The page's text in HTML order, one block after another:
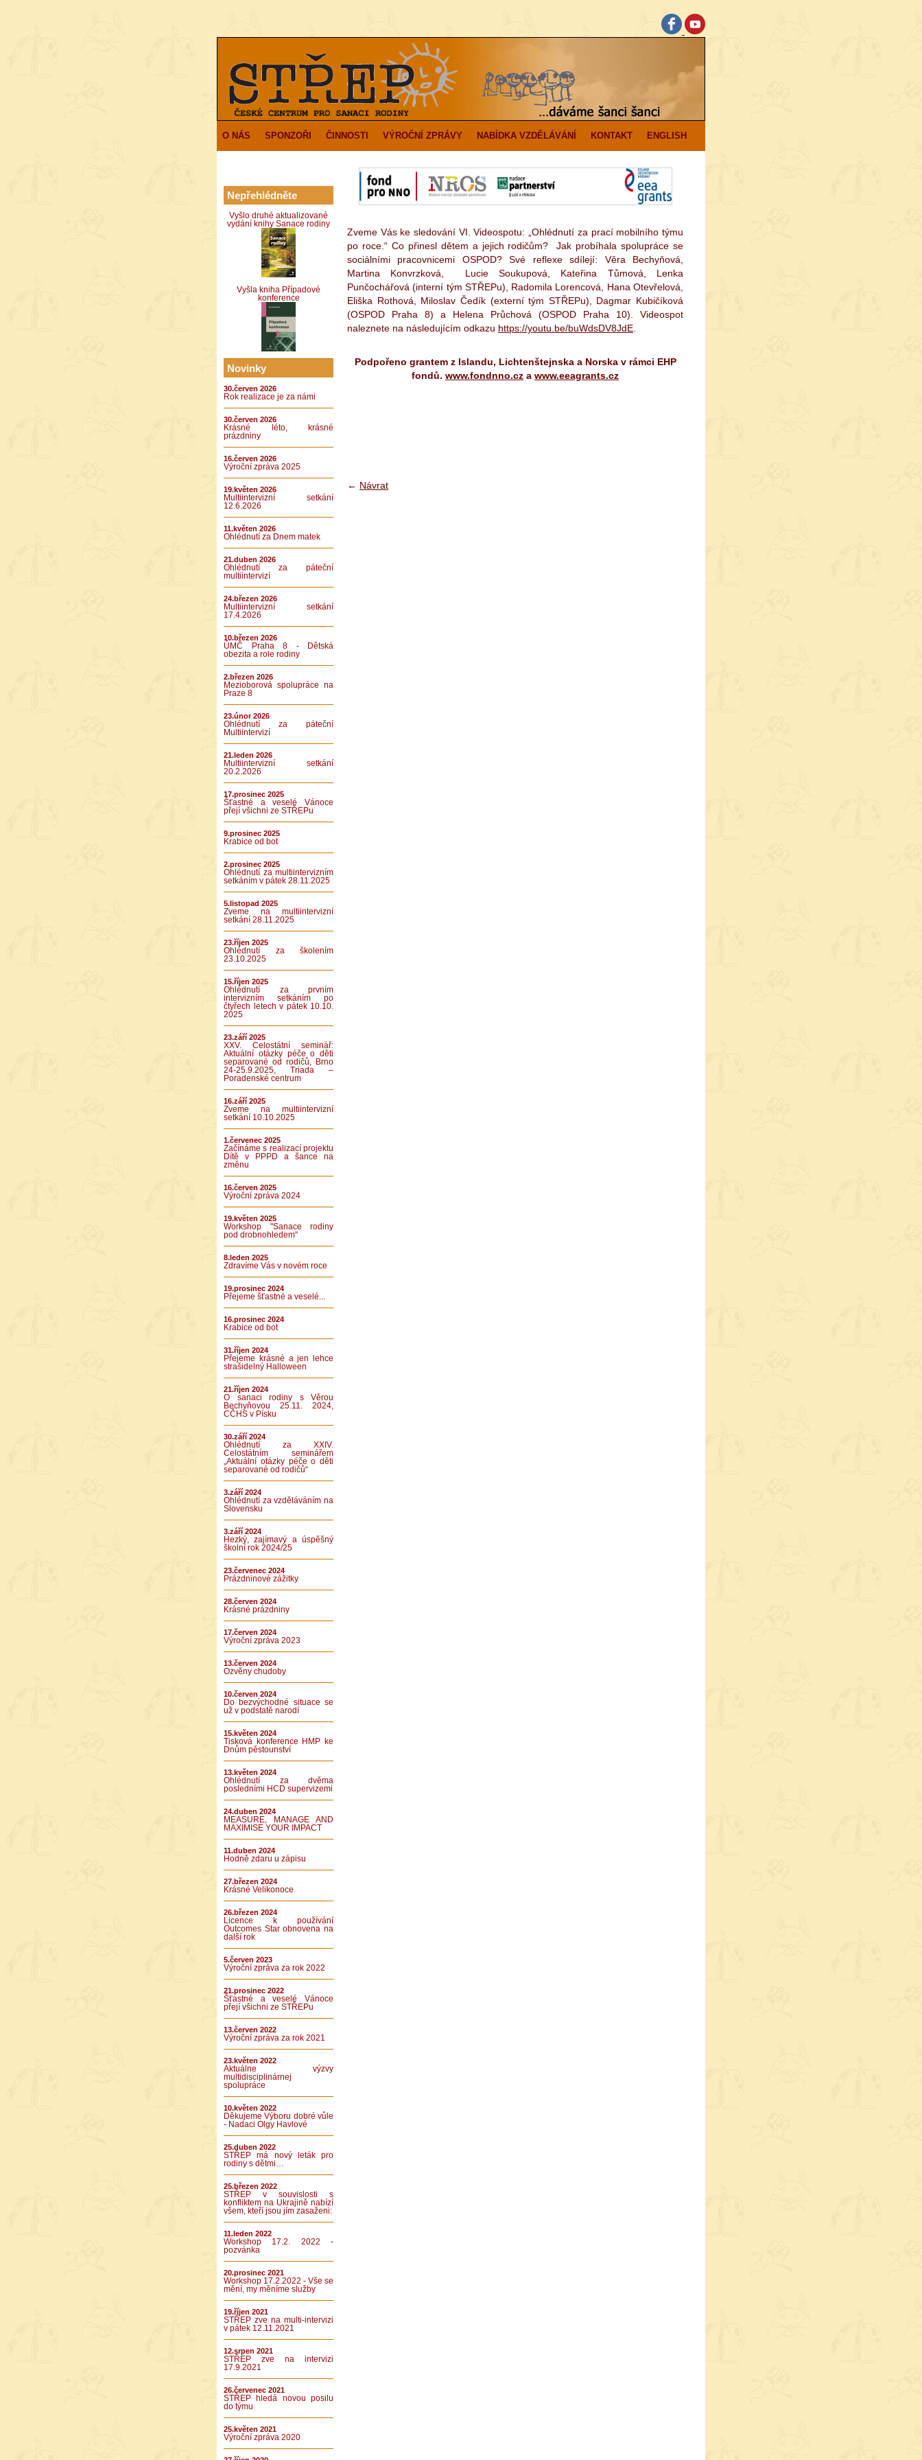
O NÁS SPONZOŘI ČINNOSTI VÝROČNÍ ZPRÁVY NABÍDKA VZDĚLÁVÁNÍ KONTAKT ENGLISH
Nepřehlédněte
Vyšlo druhé aktualizované
vydání knihy Sanace rodiny
Vyšla kniha Případové
konference
Novinky
30.červen 2026
Rok realizace je za námi
30.červen 2026
Krásné léto, krásné
prázdniny
16.červen 2026
Výroční zpráva 2025
19.květen 2026
Multiintervizní setkání
12.6.2026
11.květen 2026
Ohlédnutí za Dnem matek
21.duben 2026
Ohlédnutí za páteční
multiintervizí
24.březen 2026
Multiintervizní setkání
17.4.2026
10.březen 2026
ÚMČ Praha 8 - Dětská
obezita a role rodiny
2.březen 2026
Mezioborová spolupráce na
Praze 8
23.únor 2026
Ohlédnutí za páteční
Multiintervizí
21.leden 2026
Multiintervizní setkání
20.2.2026
17.prosinec 2025
Šťastné a veselé Vánoce
přejí všichni ze STŘEPu
9.prosinec 2025
Krabice od bot
2.prosinec 2025
Ohlédnutí za multiintervizním
setkáním v pátek 28.11.2025
5.listopad 2025
Zveme na multiintervizní
setkání 28.11.2025
23.říjen 2025
Ohlédnutí za školením
23.10.2025
15.říjen 2025
Ohlédnutí za prvním
intervizním setkáním po
čtyřech letech v pátek 10.10.
2025
23.září 2025
XXV. Celostátní seminář:
Aktuální otázky péče o děti
separované od rodičů, Brno
24-25.9.2025, Triada –
Poradenské centrum
16.září 2025
Zveme na multiintervizní
setkání 10.10.2025
1.červenec 2025
Začínáme s realizací projektu
Dítě v PPPD a šance na
změnu
16.červen 2025
Výroční zpráva 2024
19.květen 2025
Workshop "Sanace rodiny
pod drobnohledem"
8.leden 2025
Zdravíme Vás v novém roce
19.prosinec 2024
Přejeme šťastné a veselé...
16.prosinec 2024
Krabice od bot
31.říjen 2024
Přejeme krásné a jen lehce
strašidelný Halloween
21.říjen 2024
O sanaci rodiny s Věrou
Bechyňovou 25.11. 2024,
CČHS v Písku
30.září 2024
Ohlédnutí za XXIV.
Celostátním seminářem
„Aktuální otázky péče o děti
separované od rodičů“
3.září 2024
Ohlédnutí za vzděláváním na
Slovensku
3.září 2024
Hezký, zajímavý a úspěšný
školní rok 2024/25
23.červenec 2024
Prázdninové zážitky
28.červen 2024
Krásné prázdniny
17.červen 2024
Výroční zpráva 2023
13.červen 2024
Ozvěny chudoby
10.červen 2024
Do bezvýchodné situace se
už v podstatě narodí
15.květen 2024
Tisková konference HMP ke
Dnům pěstounství
13.květen 2024
Ohlédnutí za dvěma
posledními HCD supervizemi
24.duben 2024
MEASURE, MANAGE AND
MAXIMISE YOUR IMPACT
11.duben 2024
Hodně zdaru u zápisu
27.březen 2024
Krásné Velikonoce
26.březen 2024
Licence k používání
Outcomes Star obnovena na
další rok
5.červen 2023
Výroční zpráva za rok 2022
21.prosinec 2022
Šťastné a veselé Vánoce
přejí všichni ze STŘEPu
13.červen 2022
Výroční zpráva za rok 2021
23.květen 2022
Aktuálne výzvy
multidisciplinárnej
spolupráce
10.květen 2022
Děkujeme Výboru dobré vůle
- Nadaci Olgy Havlové
25.duben 2022
STŘEP má nový leták pro
rodiny s dětmi…
25.březen 2022
STŘEP v souvislosti s
konfliktem na Ukrajině nabízí
všem, kteří jsou jím zasaženi:
11.leden 2022
Workshop 17.2. 2022 -
pozvánka
20.prosinec 2021
Workshop 17.2.2022 - Vše se
mění, my měníme služby
19.říjen 2021
STŘEP zve na multi-intervizi
v pátek 12.11.2021
12.srpen 2021
STŘEP zve na intervizi
17.9.2021
26.červenec 2021
STŘEP hledá novou posilu
do týmu
25.květen 2021
Výroční zpráva 2020
Zveme Vás ke sledování VI. Videospotu: „Ohlédnutí za prací mobilního týmu
po roce.“ Co přinesl dětem a jejich rodičům? Jak probíhala spolupráce se
sociálními pracovnicemi OSPOD? Své reflexe sdílejí: Věra Bechyňová,
Martina Konvrzková, Lucie Soukupová, Kateřina Tůmová, Lenka
Punčochářová (interní tým STŘEPu), Radomila Lorencová, Hana Otevřelová,
Eliška Rothová, Miloslav Čedík (externí tým STŘEPu), Dagmar Kubičíková
(OSPOD Praha 8) a Helena Průchová (OSPOD Praha 10). Videospot
naleznete na následujícím odkazu https://youtu.be/buWdsDV8JdE
Podpořeno grantem z Islandu, Lichtenštejnska a Norska v rámci EHP
fondů. www.fondnno.cz a www.eeagrants.cz
← Návrat